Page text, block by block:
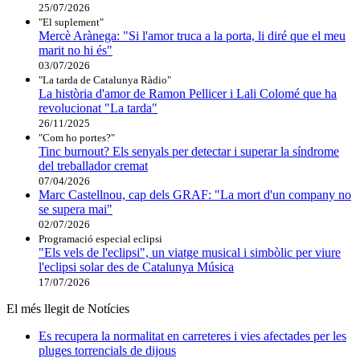
25/07/2026
"El suplement"
Mercè Arànega: "Si l'amor truca a la porta, li diré que el meu
marit no hi és"
03/07/2026
"La tarda de Catalunya Ràdio"
La història d'amor de Ramon Pellicer i Lali Colomé que ha
revolucionat "La tarda"
26/11/2025
"Com ho portes?"
Tinc burnout? Els senyals per detectar i superar la síndrome
del treballador cremat
07/04/2026
Marc Castellnou, cap dels GRAF: "La mort d'un company no
se supera mai"
02/07/2026
Programació especial eclipsi
"Els vels de l'eclipsi", un viatge musical i simbòlic per viure
l'eclipsi solar des de Catalunya Música
17/07/2026
El més llegit de Notícies
Es recupera la normalitat en carreteres i vies afectades per les
pluges torrencials de dijous